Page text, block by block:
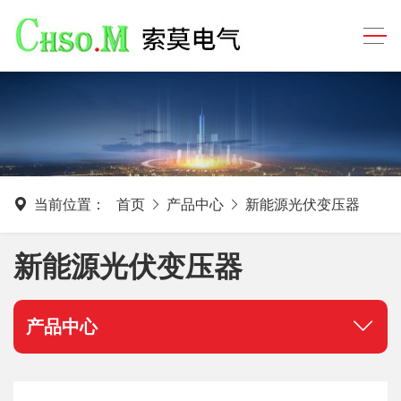
当前位置： 首页 产品中心 新能源光伏变压器
新能源光伏变压器
产品中心